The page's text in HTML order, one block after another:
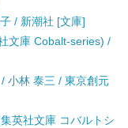
/ 新潮社 [文庫]
文庫 Cobalt-series) /
小林 泰三 / 東京創元
英社文庫 コバルトシ